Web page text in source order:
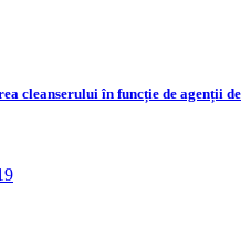
cleanserului în funcție de agenții de